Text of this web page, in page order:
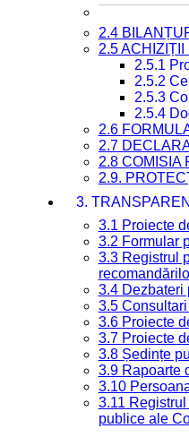
2.4
2.5
2.5.1
2.5.2
2.5.3
2.5.4
2.6
2.7
2.8 COMISIA
2.9.
3.
3.1 Proiecte
3.2 Formular
3.3 Registrul
3.4 Dezbateri
3.5
3.6 Proiecte
3.7 Proiecte
3.8 Ședințe
3.9 Rapoarte
3.10
3.11
publice ale